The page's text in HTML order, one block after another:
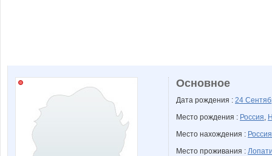
Основное
Дата рождения : 24
Место рождения : Россия,
Место нахождения : Россия
Место проживания :